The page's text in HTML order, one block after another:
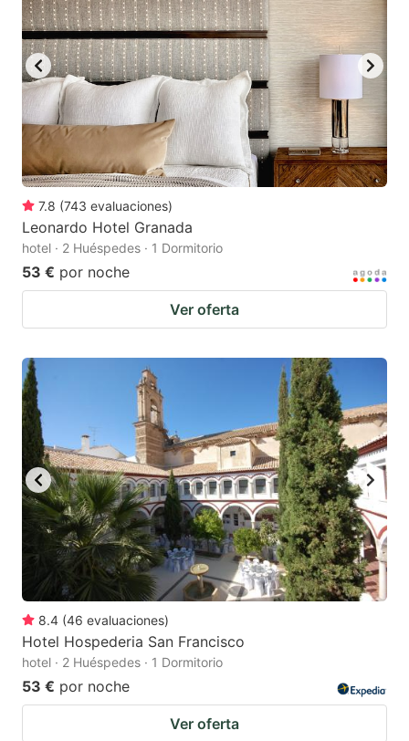
7.8 (743 evaluaciones)
Leonardo Hotel Granada
hotel · 2 Huéspedes · 1 Dormitorio
53 € por noche
Ver oferta
8.4 (46 evaluaciones)
Hotel Hospederia San Francisco
hotel · 2 Huéspedes · 1 Dormitorio
53 € por noche
Ver oferta